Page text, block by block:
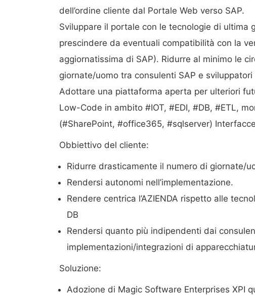
dell’ordine cliente dal Portale Web verso SAP.
Sviluppare il portale con le tecnologie di ultima
prescindere da eventuali compatibilità con la
aggiornatissima di SAP). Ridurre al minimo le
giornate/uomo tra consulenti SAP e
Adottare una piattaforma aperta per ulteriori
Low-Code in ambito #IOT, #EDI, #DB, #ETL,
(#SharePoint, #office365, #sqlserver)
Obbiettivo del cliente:
Ridurre drasticamente il numero di giornate/
Rendersi autonomi nell’implementazione.
Rendere centrica l’AZIENDA rispetto alle
DB
Rendersi quanto più indipendenti dai
implementazioni/integrazioni di
Soluzione:
Adozione di Magic Software Enterprises XPI